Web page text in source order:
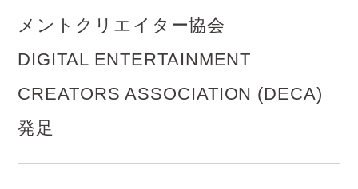
メントクリエイター協会
DIGITAL ENTERTAINMENT
CREATORS ASSOCIATION (DECA)
発足